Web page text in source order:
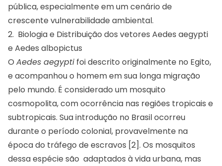
pública, especialmente em um cenário de
crescente vulnerabilidade ambiental.
2. Biologia e Distribuição dos vetores Aedes aegypti
e Aedes albopictus
O Aedes aegypti foi descrito originalmente no Egito,
e acompanhou o homem em sua longa migração
pelo mundo. É considerado um mosquito
cosmopolita, com ocorrência nas regiões tropicais e
subtropicais. Sua introdução no Brasil ocorreu
durante o período colonial, provavelmente na
época do tráfego de escravos [2]. Os mosquitos
dessa espécie são adaptados à vida urbana, mas